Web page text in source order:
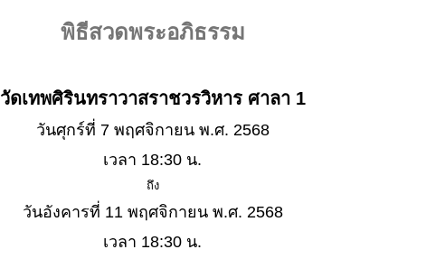
พิธีสวดพระอภิธรรม
วัดเทพศิรินทราวาสราชวรวิหาร ศาลา 1
วันศุกร์ที่ 7 พฤศจิกายน พ.ศ. 2568
เวลา 18:30 น.
ถึง
วันอังคารที่ 11 พฤศจิกายน พ.ศ. 2568
เวลา 18:30 น.